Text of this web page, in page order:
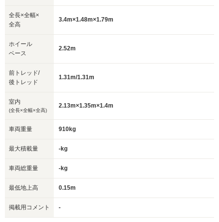
全長×全幅×
全高
3.4m×1.48m×1.79m
ホイール
ベース
2.52m
前トレッド/
後トレッド
1.31m/1.31m
室内
(全長×全幅×全高)
2.13m×1.35m×1.4m
車両重量 910kg
最大積載量 -kg
車両総重量 -kg
最低地上高 0.15m
掲載用コメント -